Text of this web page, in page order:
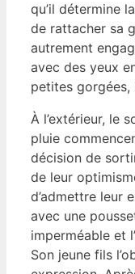
qu’il détermine
de rattacher sa
autrement
avec des yeux
petites gorgées,
À l’extérieur, le
pluie
décision de
de leur
d’admettre leur
avec une
imperméable et
Son jeune fils